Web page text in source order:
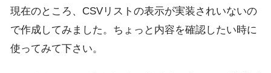
現在のところ、CSVリストの表示が実装されいないの
で作成してみました。ちょっと内容を確認したい時に
使ってみて下さい。